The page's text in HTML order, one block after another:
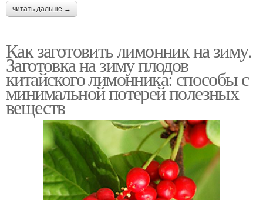
читать дальше →
Как заготовить лимонник на зиму.
Заготовка на зиму плодов
китайского лимонника: способы с
минимальной потерей полезных
веществ